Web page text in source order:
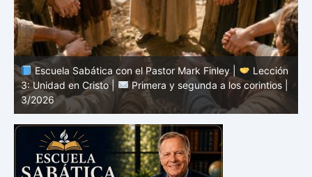
Escuela Sabática con el Pastor Mark Finley |
Lección
2: El mensaje de la cruz |
Primera y segunda a los
corintios | 3/2026